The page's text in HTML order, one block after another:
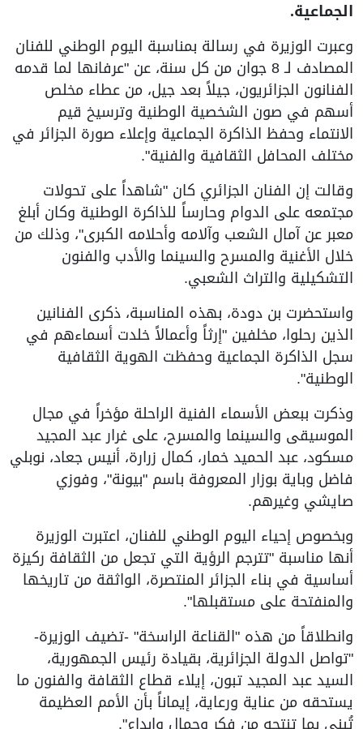
الجماعية.
وعبرت الوزيرة في رسالة بمناسبة اليوم الوطني للفنان
المصادف لـ 8 جوان من كل سنة، عن "عرفانها لما قدمه
الفنانون الجزائريون، جيلاً بعد جيل، من عطاء مخلص
أسهم في صون الشخصية الوطنية وترسيخ قيم
الانتماء وحفظ الذاكرة الجماعية وإعلاء صورة الجزائر في
مختلف المحافل الثقافية والفنية".
وقالت إن الفنان الجزائري كان "شاهداً على تحولات
مجتمعه على الدوام وحارساً للذاكرة الوطنية وكان أبلغ
معبر عن آمال الشعب وآلامه وأحلامه الكبرى"، وذلك من
خلال الأغنية والمسرح والسينما والأدب والفنون
التشكيلية والتراث الشعبي.
واستحضرت بن دودة، بهذه المناسبة، ذكرى الفنانين
الذين رحلوا، مخلفين "إرثاً وأعمالاً خلدت أسماءهم في
سجل الذاكرة الجماعية وحفظت الهوية الثقافية
الوطنية".
وذكرت ببعض الأسماء الفنية الراحلة مؤخراً في مجال
الموسيقى والسينما والمسرح، على غرار عبد المجيد
مسكود، عبد الحميد خمار، كمال زرارة، أنيس جعاد، نوبلي
فاضل وباية بوزار المعروفة باسم "بيونة"، وفوزي
صايشي وغيرهم.
وبخصوص إحياء اليوم الوطني للفنان، اعتبرت الوزيرة
أنها مناسبة "تترجم الرؤية التي تجعل من الثقافة ركيزة
أساسية في بناء الجزائر المنتصرة، الواثقة من تاريخها
والمنفتحة على مستقبلها".
وانطلاقاً من هذه "القناعة الراسخة" -تضيف الوزيرة-
"تواصل الدولة الجزائرية، بقيادة رئيس الجمهورية،
السيد عبد المجيد تبون، إيلاء قطاع الثقافة والفنون ما
يستحقه من عناية ورعاية، إيماناً بأن الأمم العظيمة